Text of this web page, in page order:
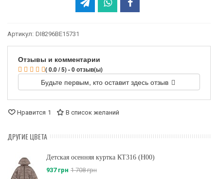
Артикул: DI8296BE15731
Отзывы и комментарии
( 0.0 / 5) - 0 отзыв(ы)
Будьте первым, кто оставит здесь отзыв
Нравится 1 В список желаний
ДРУГИЕ ЦВЕТА
Детская осенняя куртка КТ316 (H00)
937 грн 1 708 грн